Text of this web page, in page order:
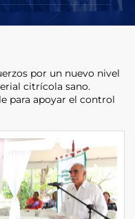
por un nuevo nivel
citrícola sano.
para apoyar el control